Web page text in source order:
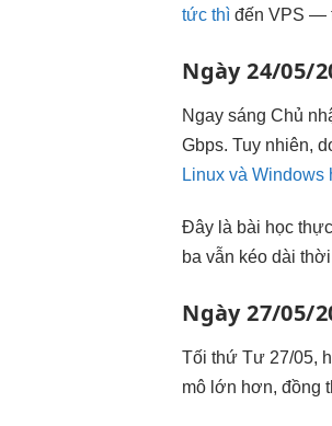
tức thì đến VPS —
Ngày 24/05/
Ngay sáng Chủ
Gbps. Tuy nhiên,
Linux và Windows
Đây là bài học
ba vẫn kéo dài
Ngày 27/05/
Tối thứ Tư 27/05,
mô lớn hơn, đồng